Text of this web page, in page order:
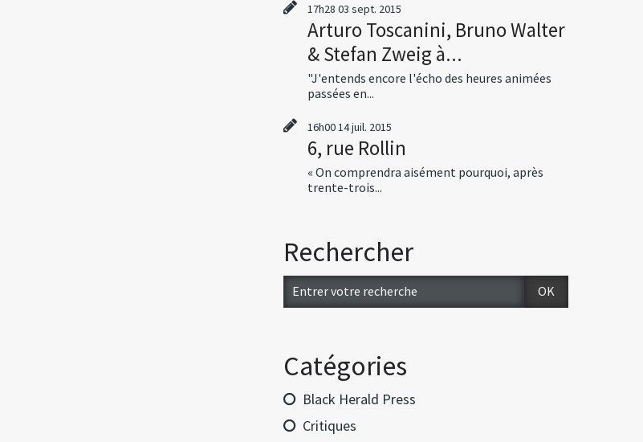
17h28 03 sept. 2015
Arturo Toscanini, Bruno Walter
& Stefan Zweig à...
"J'entends encore l'écho des heures animées
passées en...
16h0014juil. 2015
6, rue Rollin
« On comprendra aisément pourquoi, après
trente-trois...
Rechercher
Catégories
Black Herald Press
Critiques